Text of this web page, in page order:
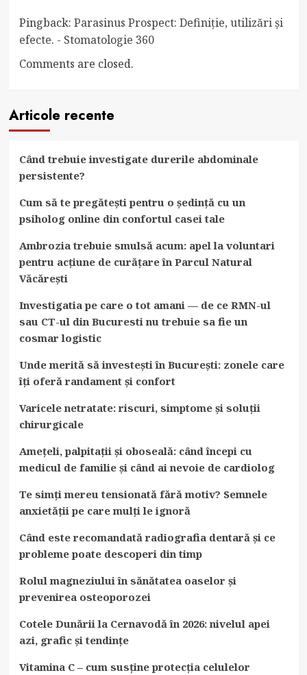
Pingback: Parasinus Prospect: Definiție, utilizări și
efecte. - Stomatologie 360
Comments are closed.
Articole recente
Când trebuie investigate durerile abdominale
persistente?
Cum să te pregătești pentru o ședință cu un
psiholog online din confortul casei tale
Ambrozia trebuie smulsă acum: apel la voluntari
pentru acțiune de curățare în Parcul Natural
Văcărești
Investigatia pe care o tot amani — de ce RMN-ul
sau CT-ul din Bucuresti nu trebuie sa fie un
cosmar logistic
Unde merită să investești în București: zonele care
îți oferă randament și confort
Varicele netratate: riscuri, simptome și soluții
chirurgicale
Amețeli, palpitații și oboseală: când începi cu
medicul de familie și când ai nevoie de cardiolog
Te simți mereu tensionată fără motiv? Semnele
anxietății pe care mulți le ignoră
Când este recomandată radiografia dentară și ce
probleme poate descoperi din timp
Rolul magneziului în sănătatea oaselor și
prevenirea osteoporozei
Cotele Dunării la Cernavodă în 2026: nivelul apei
azi, grafic și tendințe
Vitamina C – cum susține protecția celulelor